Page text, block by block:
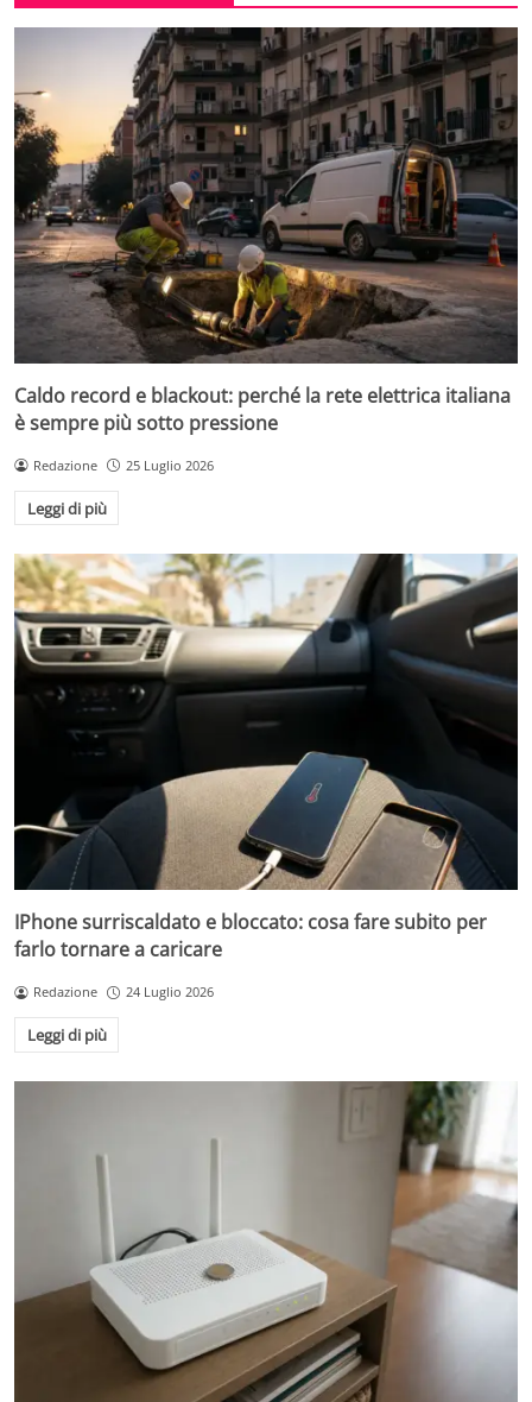
Caldo record e blackout: perché la rete elettrica italiana
è sempre più sotto pressione
Redazione 25 Luglio 2026
Leggi di più
IPhone surriscaldato e bloccato: cosa fare subito per
farlo tornare a caricare
Redazione 24 Luglio 2026
Leggi di più